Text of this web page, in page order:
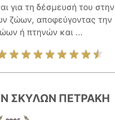
για τη δέσμευσή του στην
ζώων, αποφεύγοντας την
ή πτηνών και ...
ΣΚΥΛΩΝ ΠΕΤΡΑΚΗ